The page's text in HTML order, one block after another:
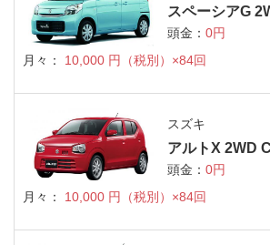
スペーシアG
頭金： 0円
月々： 10,000 円（税別）×84回
スズキ
アルトX 2WD
頭金： 0円
月々： 10,000 円（税別）×84回